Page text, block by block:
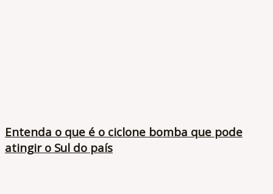
Entenda o que é o ciclone bomba que pode
atingir o Sul do país